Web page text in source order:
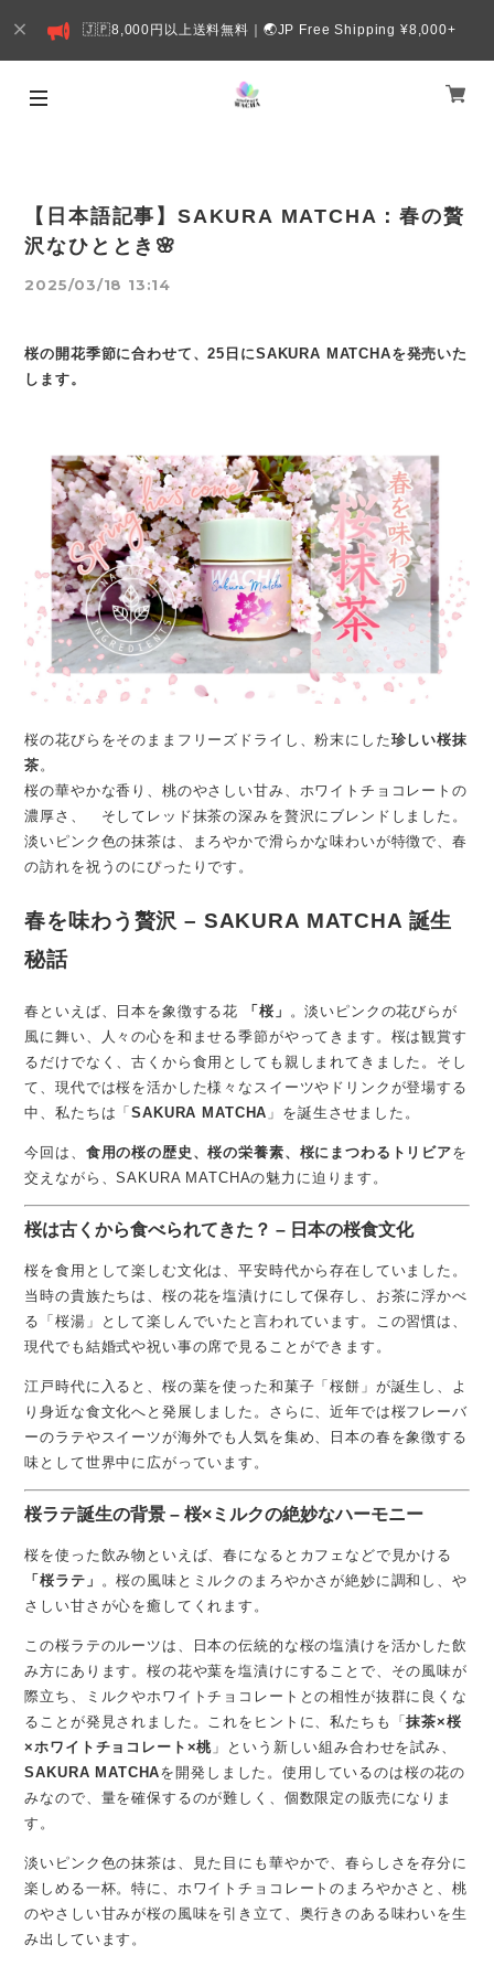
🇯🇵8,000円以上送料無料｜🌏JP Free Shipping ¥8,000+
【日本語記事】SAKURA MATCHA：春の贅
沢なひととき🌸
2025/03/18 13:14
桜の開花季節に合わせて、25日にSAKURA MATCHAを発売いた
します。
桜の花びらをそのままフリーズドライし、粉末にした珍しい桜抹
茶。
桜の華やかな香り、桃のやさしい甘み、ホワイトチョコレートの
濃厚さ、 そしてレッド抹茶の深みを贅沢にブレンドしました。
淡いピンク色の抹茶は、まろやかで滑らかな味わいが特徴で、春
の訪れを祝うのにぴったりです。
春を味わう贅沢 – SAKURA MATCHA 誕生
秘話
春といえば、日本を象徴する花 「桜」
。淡いピンクの花びらが
風に舞い、人々の心を和ませる季節がやってきます。桜は観賞す
るだけでなく、古くから食用としても親しまれてきました。そし
て、現代では桜を活かした様々なスイーツやドリンクが登場する
中、私たちは「SAKURA MATCHA 」を誕生させました。
今回は、 食用の桜の歴史、桜の栄養素、桜にまつわるトリビアを
交えながら、SAKURA MATCHAの魅力に迫ります。
桜は古くから食べられてきた？ – 日本の桜食文化
桜を食用として楽しむ文化は、平安時代から存在していました。
当時の貴族たちは、桜の花を塩漬けにして保存し、お茶に浮かべ
る「桜湯」として楽しんでいたと言われています。この習慣は、
現代でも結婚式や祝い事の席で見ることができます。
江戸時代に入ると、桜の葉を使った和菓子「桜餅」が誕生し、よ
り身近な食文化へと発展しました。さらに、近年では桜フレーバ
ーのラテやスイーツが海外でも人気を集め、日本の春を象徴する
味として世界中に広がっています。
桜ラテ誕生の背景 – 桜×ミルクの絶妙なハーモニー
桜を使った飲み物といえば、春になるとカフェなどで見かける
「桜ラテ」
。桜の風味とミルクのまろやかさが絶妙に調和し、や
さしい甘さが心を癒してくれます。
この桜ラテのルーツは、日本の伝統的な桜の塩漬けを活かした飲
み方にあります。桜の花や葉を塩漬けにすることで、その風味が
際立ち、ミルクやホワイトチョコレートとの相性が抜群に良くな
ることが発見されました。これをヒントに、私たちも「抹茶×桜
×ホワイトチョコレート×桃 」という新しい組み合わせを試み、
SAKURA MATCHAを開発しました。使用しているのは桜の花の
みなので、量を確保するのが難しく、個数限定の販売になりま
す。
淡いピンク色の抹茶は、見た目にも華やかで、春らしさを存分に
楽しめる一杯。特に、ホワイトチョコレートのまろやかさと、桃
のやさしい甘みが桜の風味を引き立て、奥行きのある味わいを生
み出しています。